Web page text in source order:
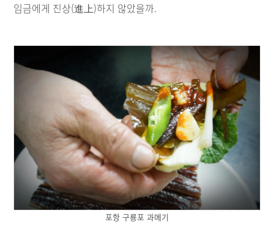
임금에게 진상(進上)하지 않았을까.
포항 구룡포 과메기